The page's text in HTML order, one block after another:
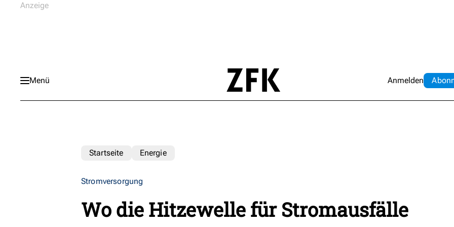
Menü Anmelden Abo
Startseite Energie
Stromversorgung
Wo die Hitzewelle für Stromausfälle